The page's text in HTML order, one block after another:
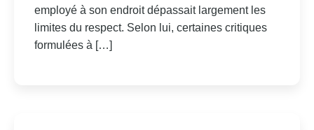
employé à son endroit dépassait largement les
limites du respect. Selon lui, certaines critiques
formulées à […]